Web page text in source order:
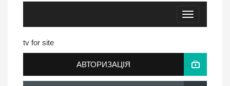
Toggle
navigation
tv for site
АВТОРИЗАЦІЯ